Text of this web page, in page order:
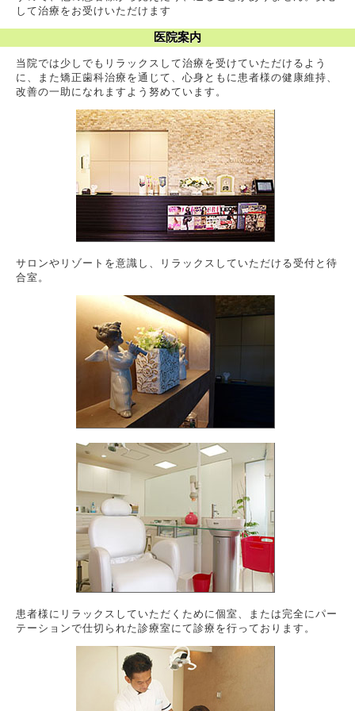
して治療をお受けいただけます
医院案内
当院では少しでもリラックスして治療を受けていただけるよう
に、また矯正歯科治療を通じて、心身ともに患者様の健康維持、
改善の一助になれますよう努めています。
サロンやリゾートを意識し、リラックスしていただける受付と待
合室。
患者様にリラックスしていただくために個室、または完全にパー
テーションで仕切られた診療室にて診療を行っております。